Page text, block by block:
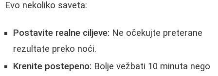
Evo nekoliko saveta:
Postavite realne ciljeve: Ne očekujte preterane
rezultate preko noći.
Krenite postepeno: Bolje vežbati 10 minuta nego